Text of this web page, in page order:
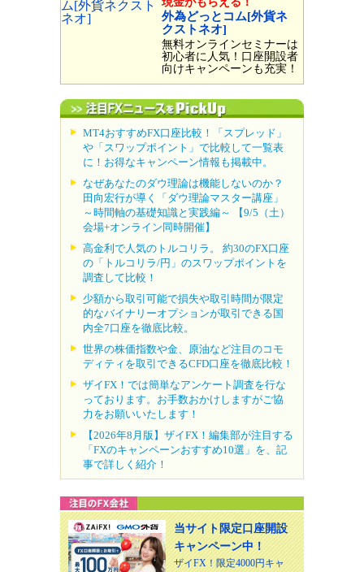
外為どっとコム[外貨ネ
クストネオ]
無料オンラインセミナーは
初心者に人気！口座開設者
向けキャンペーンも充実！
MT4おすすめFX口座比較！「スプレッド」
や「スワップポイント」で比較して一覧表
に！お得なキャンペーン情報も掲載中。
なぜあなたのダウ理論は機能しないのか？
田向宏行が導く「ダウ理論マスター講座」
～時間軸の基礎知識と実践編～ 【9/5（土）
会場+オンライン同時開催】
高金利で人気のトルコリラ。 約30のFX口座
の「トルコリラ/円」のスワップポイントを
調査して比較！
少額から取引可能で損失や取引時間が限定
的なバイナリーオプションが取引できる国
内全7口座を徹底比較。
世界の株価指数や金、原油など注目のコモ
ディティを取引できるCFD口座を徹底比較！
ザイFX！では簡単なアンケート調査を行な
っております。お手数おかけしますがご協
力をお願いいたします！
【2026年8月版】ザイFX！編集部が注目する
「FXのキャンペーンおすすめ10選」を、記
事で詳しく紹介！
当サイト限定口座開設
キャンペーン中！
ザイFX！限定4000円キャ